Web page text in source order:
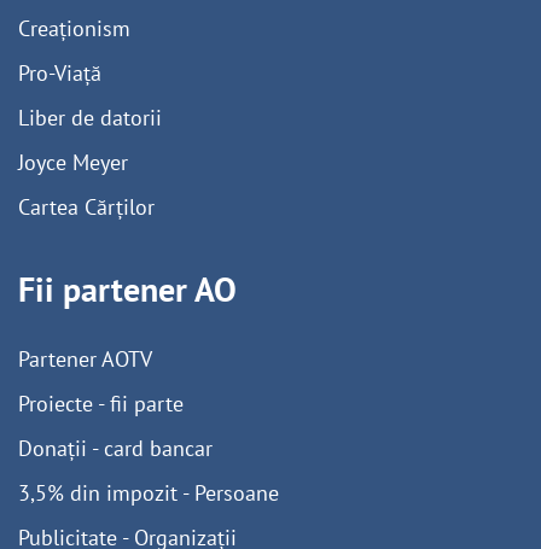
Creaționism
Pro-Viață
Liber de datorii
Joyce Meyer
Cartea Cărților
Fii partener AO
Partener AOTV
Proiecte - fii parte
Donații - card bancar
3,5% din impozit - Persoane
Publicitate - Organizații